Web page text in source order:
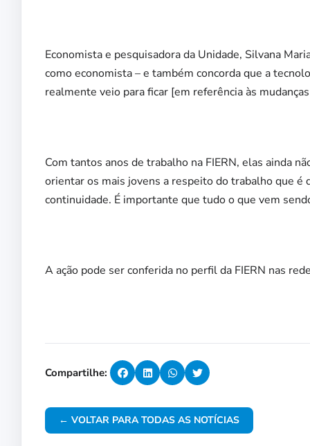
Economista e pesquisadora da Unidade, Silvana
como economista – e também concorda que a
realmente veio para ficar [em referência às
Com tantos anos de trabalho na FIERN, elas ainda
orientar os mais jovens a respeito do trabalho que
continuidade. É importante que tudo o que vem
A ação pode ser conferida no perfil da FIERN nas
Compartilhe:
← VOLTAR PARA TODAS AS NOTÍCIAS